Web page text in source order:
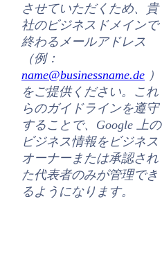
させていただくため、貴
社のビジネスドメインで
終わるメールアドレス
（例：
name@businessname.de ）
をご提供ください。これ
らのガイドラインを遵守
することで、Google 上の
ビジネス情報をビジネス
オーナーまたは承認され
た代表者のみが管理でき
るようになります。